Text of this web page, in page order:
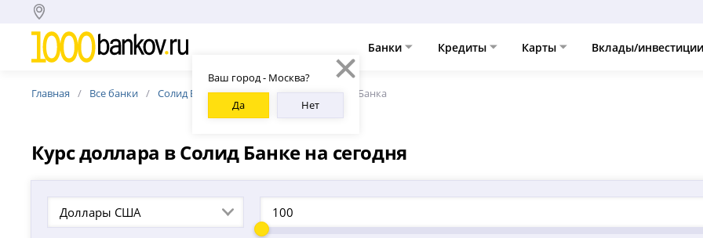
Ваш город - Москва?
Да
Нет
Банки Кредиты Карты Вклады/
Главная Все банки Солид Банк Курс доллара США Солид Банка
Курс доллара в Солид Банке на сегодня
Доллары США